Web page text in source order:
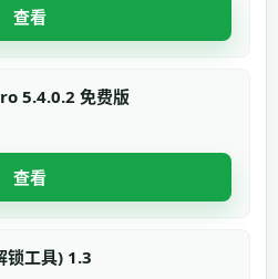
查看
5.4.0.2 免费版
查看
工具) 1.3